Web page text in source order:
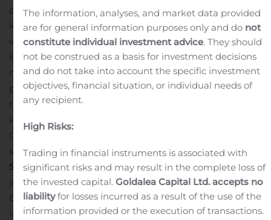
poistetaan fosforia jätevedestä ja tehdään siitä
kierrätyskelpoista. Kemira on yksi johtavista kemiallisen
vedenkäsittelyn asiantuntijoista Euroopassa.
Ennakoimalla paikallisia ja alueellisia lainsäädännön
muutoksia varmistamme, että asiakkaillamme on aina
parhaat mahdolliset lähtökohdat kohdata toimialan
tulevaisuuden haasteet. Tämä investointi lähes
kaksinkertaistaa nykyisen tuotantokapasiteettimme
Goolessa. Se on selkeä merkki siitä, että olemme
sitoutuneet Ison-Britannian markkinoihin”, kertooAntti
Salminen, Kemiran Industry & Water -segmentin
johtaja.Lluis Sabate
Director, Manufacturing, EMEA
Industry & Water, Kemira
The information, analyses, and market data provided
are for general information purposes only and do not
constitute individual investment advice. They should
not be construed as a basis for investment decisions
and do not take into account the specific investment
objectives, financial situation, or individual needs of
any recipient.
High Risks:
Trading in financial instruments is associated with
significant risks and may result in the complete loss of
the invested capital.Goldalea Capital Ltd. accepts no
liabilityfor losses incurred as a result of the use of the
information provided or the execution of transactions.